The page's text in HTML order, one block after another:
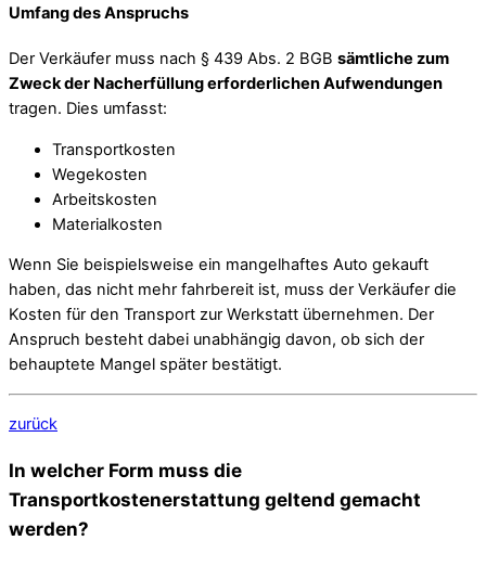
Umfang des Anspruchs
Der Verkäufer muss nach § 439 Abs. 2 BGB sämtliche zum
Zweck der Nacherfüllung erforderlichen Aufwendungen
tragen. Dies umfasst:
Transportkosten
Wegekosten
Arbeitskosten
Materialkosten
Wenn Sie beispielsweise ein mangelhaftes Auto gekauft
haben, das nicht mehr fahrbereit ist, muss der Verkäufer die
Kosten für den Transport zur Werkstatt übernehmen. Der
Anspruch besteht dabei unabhängig davon, ob sich der
behauptete Mangel später bestätigt.
zurück
In welcher Form muss die
Transportkostenerstattung geltend gemacht
werden?